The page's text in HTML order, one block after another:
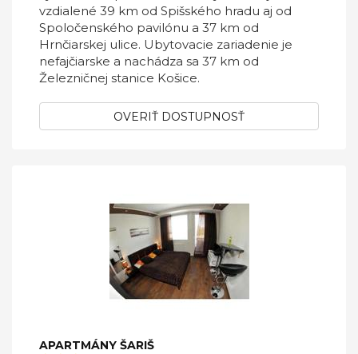
vzdialené 39 km od Spišského hradu aj od
Spoločenského pavilónu a 37 km od
Hrnčiarskej ulice. Ubytovacie zariadenie je
nefajčiarske a nachádza sa 37 km od
Železničnej stanice Košice.
OVERIŤ DOSTUPNOSŤ
APARTMÁNY ŠARIŠ